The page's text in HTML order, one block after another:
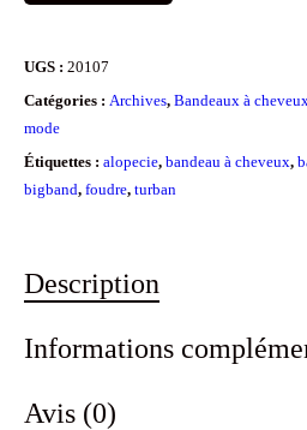
UGS : 20107
Catégories : Archives, Bandeaux à
mode
Étiquettes : alopecie, bandeau à cheveux,
bigband, foudre, turban
Description
Informations
Avis (0)